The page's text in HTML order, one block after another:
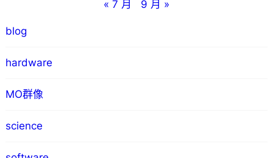
« 7 月
9 月 »
blog
hardware
MO群像
science